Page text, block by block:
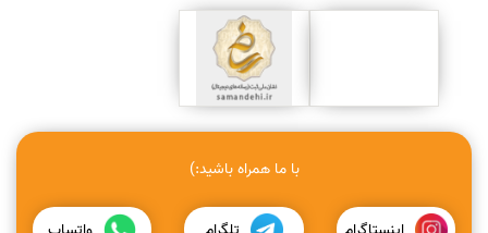
با ما همراه باشید:)